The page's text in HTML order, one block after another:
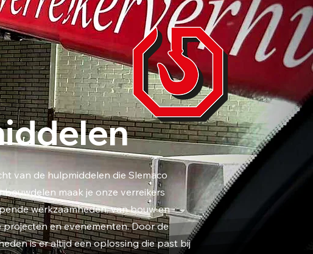
van de hulpmiddelen die Slemaco
maak je onze verreikers
werkzaamheden, van bouw en
en evenementen. Door de
is er altijd een oplossing die past bij